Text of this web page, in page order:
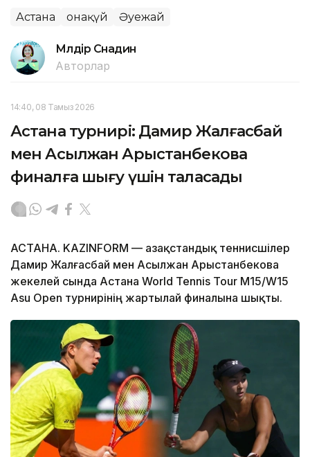
Астана Қонақүй Әуежай
Мөлдір Снадин
Авторлар
14:40, 08 Тамыз 2026
Астана турнирі: Дамир Жалғасбай
мен Асылжан Арыстанбекова
финалға шығу үшін таласады
АСТАНА. KAZINFORM — Қазақстандық теннисшілер
Дамир Жалғасбай мен Асылжан Арыстанбекова
жекелей сында Астана World Tennis Tour M15/W15
Asu Open турнирінің жартылай финалына шықты.